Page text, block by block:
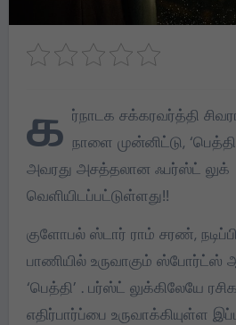
க ர்நாடக சக்கரவர்த்தி
நாளை முன்னிட்டு,
அவரது அசத்தலான ஃபர்ஸ்ட் லுக்
வெளியிடப்பட்டுள்ளது!!
குளோபல் ஸ்டார் ராம் சரண்,
பாணியில் உருவாகும் ஸ்போர்ட்ஸ்
‘பெத்தி’ . பர்ஸ்ட் லுக்கிலேயே
எதிர்பார்ப்பை உருவாக்கியுள்ள